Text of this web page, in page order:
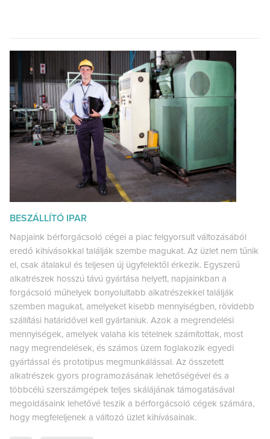
BESZÁLLÍTÓ IPAR
Napjaink bérforgácsoló cégei a piac felgyorsult változásából
eredő kihívásokkal találják szembe magukat. Az üzlet nem tűnik
el, csak átalakul és teljesen új ügyfelektől érkezik. Egyszerű
alkatrészek hosszú távú gyártása helyett, napjainkban a
forgácsoló műhelyek bonyolultabb alkatrészekkel találják
szemben magukat, amelyeket kisebb mennyiségben, rövidebb
szállítási határidővel kell gyártaniuk. Azok a megrendelési
mennyiségek, amelyek valaha kis tételnek számítottak, most
nagy megrendelések, és számos üzem foglakozik egyedi
gyártással és prototípus megmunkálással. Az összetett
alkatrészek gyors programozásának lehetőségével és a
többcélú szerszámgépek teljes skálájának támogatásával
megoldásaink lehetővé teszik a bérforgácsoló cégek számára,
hogy megfeleljenek a változó üzlet kihívásainak.